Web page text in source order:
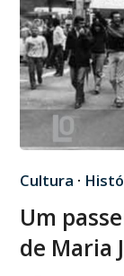
Cultura ·
Um
de Maria